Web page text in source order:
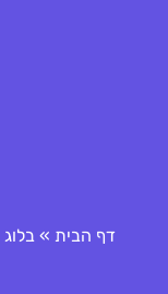
דף הבית »בלוג